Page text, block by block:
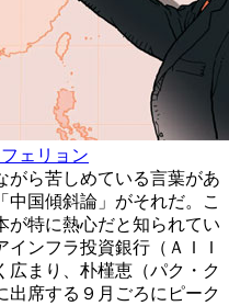
ェリョン
がら苦しめている言葉があ
中国傾斜論」がそれだ。こ
が特に熱心だと知られてい
ンフラ投資銀行（ＡＩＩ
広まり、朴槿恵（パク・ク
出席する９月ごろにピーク